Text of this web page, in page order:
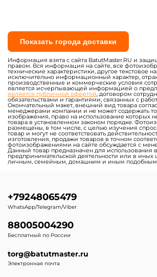
Показать города доставки
Информация взята с сайта BatutMaster.RU и
правом. Вся информация на сайте, все
технические характеристики, другое текстовое
исключительно информационный характер,
производственные и коммерческие условия
является исчерпывающей информацией о
является публичной офертой, договором
обязательствами и гарантиями, связанных с
Окончательный макет, внешний вид товара
менеджерами компании и не может содержать
изображения, право на использование которых
товара в установленном законом порядке.
размещены, в том числе, с целью изучения
товар и могут не соответствовать
изготовления, продажи товаров в точном
фотоизображениями на сайте обсуждается с
Данный товар предназначен для использования в
предпринимательской деятельности или в иных
личным, семейным, домашним и иным подобным
+79248065479
WhatsApp/Telegram/Viber
88005004290
Бесплатный по России
torg@batutmaster.ru
Электронная почта